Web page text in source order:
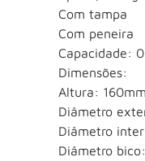
Com tampa
Com peneira
Capacidade:
Dimensões:
Altura: 160mm
Diâmetro
Diâmetro
Diâmetro